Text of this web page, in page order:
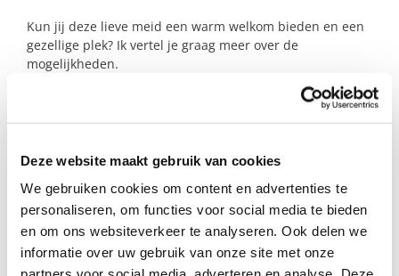
Deze website maakt gebruik van cookies
We gebruiken cookies om content en advertenties te
personaliseren, om functies voor social media te bieden
en om ons websiteverkeer te analyseren. Ook delen we
informatie over uw gebruik van onze site met onze
Kun jij deze lieve meid een warm welkom bieden en een
gezellige plek? Ik vertel je graag meer over de
mogelijkheden.
Buurtgezinnen zoekt voor deze tiener een
steungezin:
Waar zij wekelijks een dag(deel) welkom
is;
Op woensdag of vrijdag na school of in